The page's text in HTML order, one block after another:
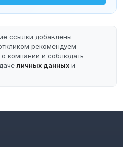
ссылки добавлены
рекомендуем
компании и соблюдать
личных данных и